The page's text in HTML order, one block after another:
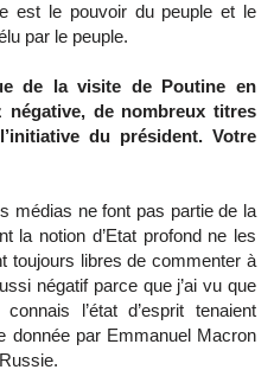
est le pouvoir du peuple et le
par le peuple.
de la visite de Poutine en
négative, de nombreux titres
du président. Votre
médias ne font pas partie de la
la notion d’Etat profond ne les
toujours libres de commenter à
négatif parce que j’ai vu que
l’état d’esprit tenaient
donnée par Emmanuel Macron